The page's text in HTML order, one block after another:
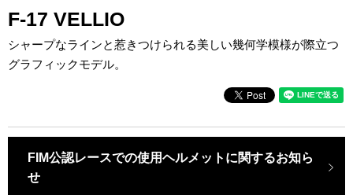
F-17 VELLIO
シャープなラインと惹きつけられる美しい幾何学模様が際立つ
グラフィックモデル。
FIM公認レースでの使用ヘルメットに関するお知ら
せ